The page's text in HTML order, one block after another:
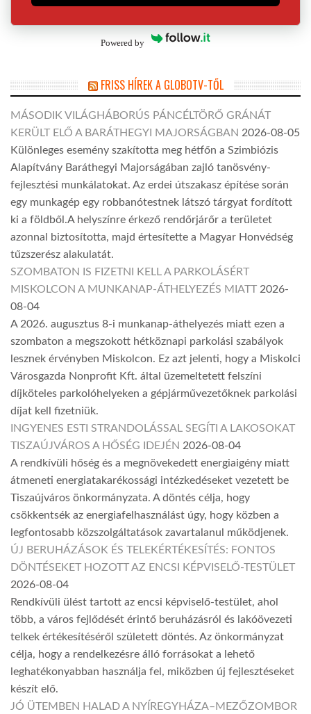
Powered by
FRISS HÍREK A GLOBOTV-TŐL
MÁSODIK VILÁGHÁBORÚS PÁNCÉLTÖRŐ GRÁNÁT
KERÜLT ELŐ A BARÁTHEGYI MAJORSÁGBAN 2026-08-05
Különleges esemény szakította meg hétfőn a Szimbiózis
Alapítvány Baráthegyi Majorságában zajló tanösvény-
fejlesztési munkálatokat. Az erdei útszakasz építése során
egy munkagép egy robbanótestnek látszó tárgyat fordított
ki a földből.A helyszínre érkező rendőrjárőr a területet
azonnal biztosította, majd értesítette a Magyar Honvédség
tűzszerész alakulatát.
SZOMBATON IS FIZETNI KELL A PARKOLÁSÉRT
MISKOLCON A MUNKANAP-ÁTHELYEZÉS MIATT 2026-
08-04
A 2026. augusztus 8-i munkanap-áthelyezés miatt ezen a
szombaton a megszokott hétköznapi parkolási szabályok
lesznek érvényben Miskolcon. Ez azt jelenti, hogy a Miskolci
Városgazda Nonprofit Kft. által üzemeltetett felszíni
díjköteles parkolóhelyeken a gépjárművezetőknek parkolási
díjat kell fizetniük.
INGYENES ESTI STRANDOLÁSSAL SEGÍTI A LAKOSOKAT
TISZAÚJVÁROS A HŐSÉG IDEJÉN 2026-08-04
A rendkívüli hőség és a megnövekedett energiaigény miatt
átmeneti energiatakarékossági intézkedéseket vezetett be
Tiszaújváros önkormányzata. A döntés célja, hogy
csökkentsék az energiafelhasználást úgy, hogy közben a
legfontosabb közszolgáltatások zavartalanul működjenek.
ÚJ BERUHÁZÁSOK ÉS TELEKÉRTÉKESÍTÉS: FONTOS
DÖNTÉSEKET HOZOTT AZ ENCSI KÉPVISELŐ-TESTÜLET
2026-08-04
Rendkívüli ülést tartott az encsi képviselő-testület, ahol
több, a város fejlődését érintő beruházásról és lakóövezeti
telkek értékesítéséről született döntés. Az önkormányzat
célja, hogy a rendelkezésre álló forrásokat a lehető
leghatékonyabban használja fel, miközben új fejlesztéseket
készít elő.
JÓ ÜTEMBEN HALAD A NYÍREGYHÁZA–MEZŐZOMBOR